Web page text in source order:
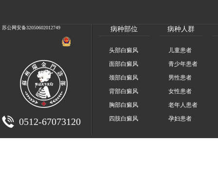
苏公网安备32050602012749
0512-67073120
病种部位 病种人群
头部白癜风
面部白癜风
颈部白癜风
背部白癜风
胸部白癜风
四肢白癜风
儿童患者
青少年患者
男性患者
女性患者
老年人患者
孕妇患者